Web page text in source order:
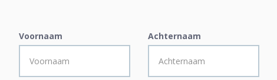
Voornaam Achternaam